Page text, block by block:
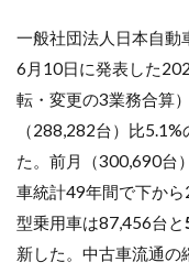
一般社団法人日本自
6月10日に発表した
転・変更の3業務合算
（288,282台）比
た。前月（300,690台
車統計49年間で下か
型乗用車は87,456台と
新した。中古車流通の